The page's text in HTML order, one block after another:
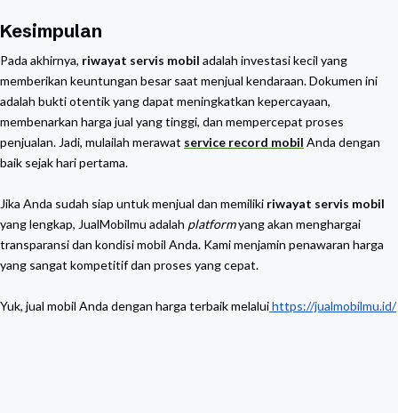
Kesimpulan
Pada akhirnya, riwayat servis mobil adalah investasi kecil yang
memberikan keuntungan besar saat menjual kendaraan. Dokumen ini
adalah bukti otentik yang dapat meningkatkan kepercayaan,
membenarkan harga jual yang tinggi, dan mempercepat proses
penjualan. Jadi, mulailah merawat service record mobil Anda dengan
baik sejak hari pertama.
Jika Anda sudah siap untuk menjual dan memiliki riwayat servis mobil
yang lengkap, JualMobilmu adalah platformyang akan menghargai
transparansi dan kondisi mobil Anda. Kami menjamin penawaran harga
yang sangat kompetitif dan proses yang cepat.
Yuk, jual mobil Anda dengan harga terbaik melaluihttps://jualmobilmu.id/